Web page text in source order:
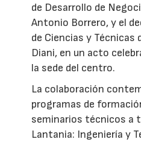
de Desarrollo de
Antonio Borrero, y el
de Ciencias y Técnicas
Diani, en un acto
la sede del centro.
La colaboración
programas de
seminarios técnicos a
Lantania: Ingeniería y